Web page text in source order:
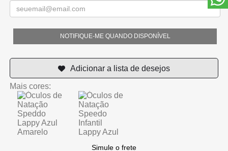
NOTIFIQUE-ME QUANDO DISPONÍVEL
Mais cores:
Simule o frete